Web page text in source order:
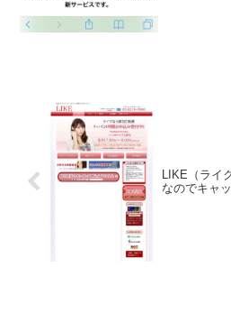
LIKE（ライ
なのでキャ